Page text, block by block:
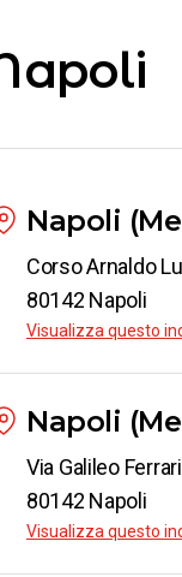
Napoli
Corso Arnaldo
80142 Napoli
Visualizza questo
Napoli
Via Galileo
80142 Napoli
Visualizza questo